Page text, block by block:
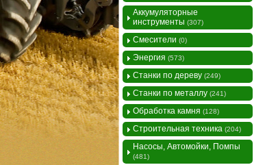
Аккумуляторные
инструменты (307)
Смесители (0)
Энергия (573)
Станки по дереву (249)
Станки по металлу (241)
Обработка камня (128)
Строительная техника (204)
Насосы, Автомойки, Помпы
(481)